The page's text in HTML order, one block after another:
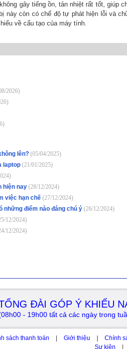
gây tiếng ồn, tản nhiệt rất tốt, giúp
này còn có chế độ tự phát hiện lỗi và
về cấu tạo của máy tính.
2026)
lên? (05/04/2025)
laptop (21/01/2025)
hiện nay (28/12/2024)
việc hạn chế (27/12/2024)
những điểm nào đáng chú ý (26/12/2024)
12/2024)
12/2024)
ĐÀI GÓP Ý KHIẾU
- 19h00 tất cả các ngày trong
sách thanh toán Giới thiệu Chính
Sự kiện